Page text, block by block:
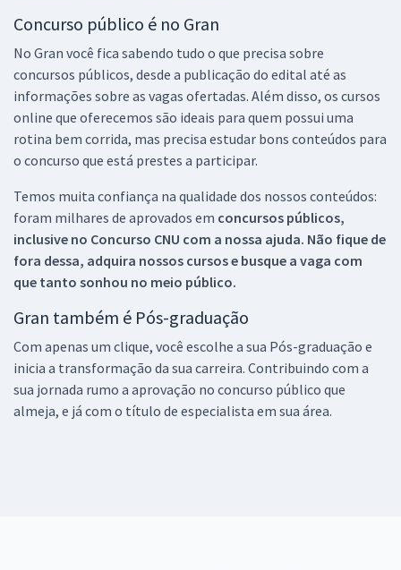
Concurso público é no Gran
No Gran você fica sabendo tudo o que precisa sobre
concursos públicos, desde a publicação do edital até as
informações sobre as vagas ofertadas. Além disso, os cursos
online que oferecemos são ideais para quem possui uma
rotina bem corrida, mas precisa estudar bons conteúdos para
o concurso que está prestes a participar.
Temos muita confiança na qualidade dos nossos conteúdos:
foram milhares de aprovados em concursos públicos,
inclusive no Concurso CNU com a nossa ajuda. Não fique de
fora dessa, adquira nossos cursos e busque a vaga com
que tanto sonhou no meio público.
Gran também é Pós-graduação
Com apenas um clique, você escolhe a sua Pós-graduação e
inicia a transformação da sua carreira. Contribuindo com a
sua jornada rumo a aprovação no concurso público que
almeja, e já com o título de especialista em sua área.